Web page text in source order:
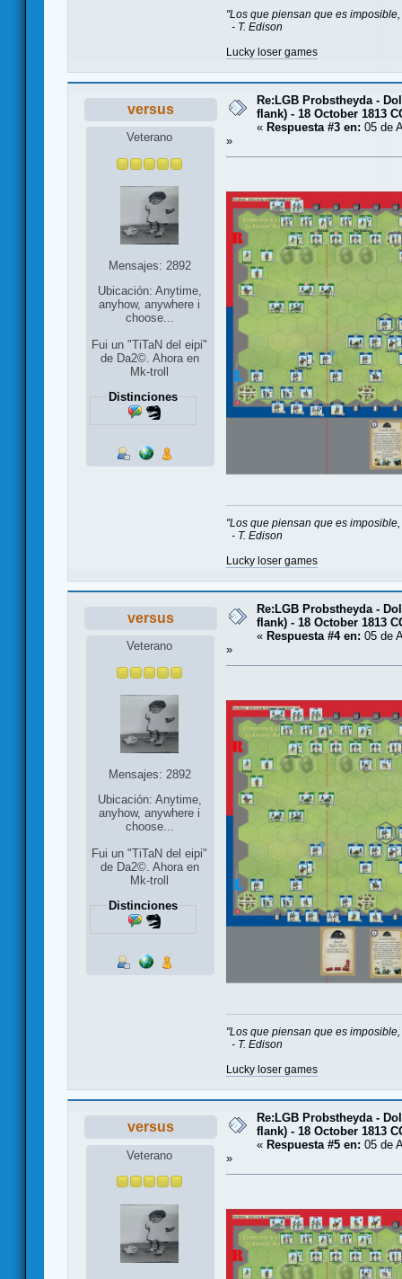
"Los que piensan que es
- T. Edison
Lucky loser games
versus
Veterano
Mensajes: 2892
Ubicación: Anytime,
anyhow, anywhere i
choose...
Fui un "TiTaN del eipi"
de Da2©. Ahora en
Mk-troll
Distinciones
Re:LGB Probstheyda -
flank) - 18 October 1813
« Respuesta #3 en: 05 de
»
"Los que piensan que es
- T. Edison
Lucky loser games
versus
Veterano
Mensajes: 2892
Ubicación: Anytime,
anyhow, anywhere i
choose...
Fui un "TiTaN del eipi"
de Da2©. Ahora en
Mk-troll
Distinciones
Re:LGB Probstheyda -
flank) - 18 October 1813
« Respuesta #4 en: 05 de
»
"Los que piensan que es
- T. Edison
Lucky loser games
versus
Veterano
Re:LGB Probstheyda -
flank) - 18 October 1813
« Respuesta #5 en: 05 de
»